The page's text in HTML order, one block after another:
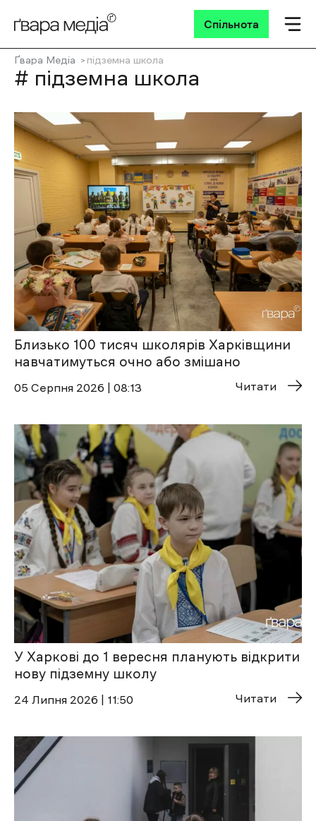
Спільнота
Ґвара Медіа підземна школа
# підземна школа
Близько 100 тисяч школярів Харківщини
навчатимуться очно або змішано
05 Cерпня 2026 | 08:13 Читати
У Харкові до 1 вересня планують відкрити
нову підземну школу
24 Липня 2026 | 11:50 Читати